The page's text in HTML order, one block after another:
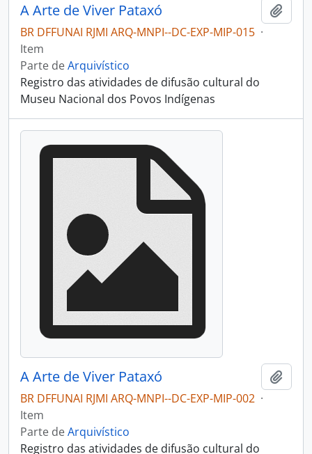
A Arte de Viver Pataxó
BR DFFUNAI RJMI ARQ-MNPI--DC-EXP-MIP-015 ·
Item
Parte deArquivístico
Registro das atividades de difusão cultural do
Museu Nacional dos Povos Indígenas
A Arte de Viver Pataxó
BR DFFUNAI RJMI ARQ-MNPI--DC-EXP-MIP-002 ·
Item
Parte deArquivístico
Registro das atividades de difusão cultural do